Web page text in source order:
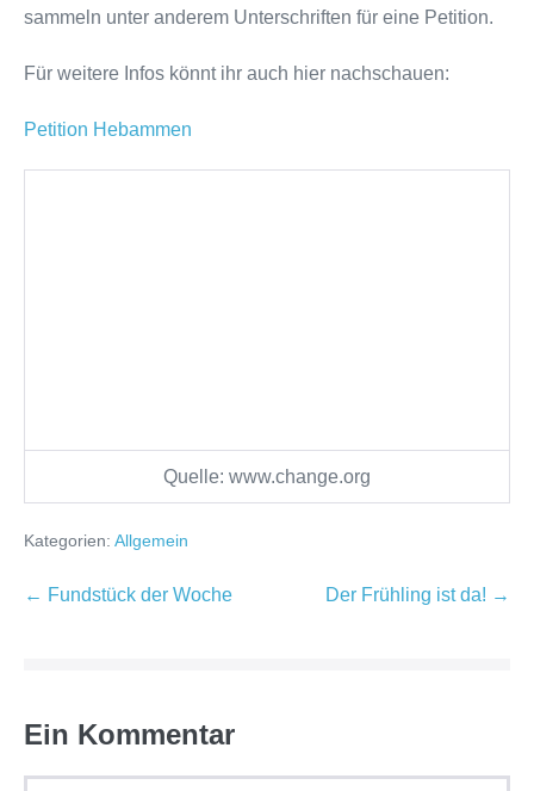
sammeln unter anderem Unterschriften für eine Petition.
Für weitere Infos könnt ihr auch hier nachschauen:
Petition Hebammen
Quelle: www.change.org
Kategorien: Allgemein
Beitragsnavigation
← Fundstück der Woche Der Frühling ist da! →
Ein Kommentar